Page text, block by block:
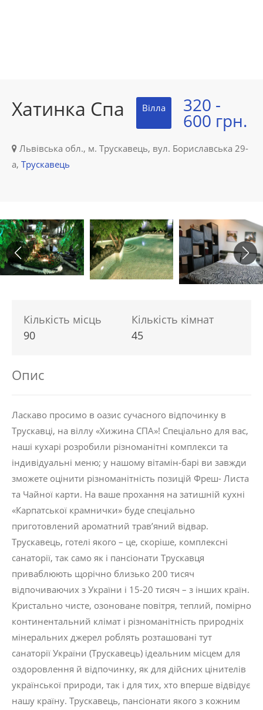
Хатинка Спа Вілла 320 -
600 грн.
Львівська обл., м. Трускавець, вул. Бориславська 29-
а, Трускавець
Кількість місць
90
Кількість кімнат
45
Опис
Ласкаво просимо в оазис сучасного відпочинку в
Трускавці, на віллу «Хижина СПА»! Спеціально для вас,
наші кухарі розробили різноманітні комплекси та
індивідуальні меню; у нашому вітамін-барі ви завжди
зможете оцінити різноманітність позицій Фреш- Листа
та Чайної карти. На ваше прохання на затишній кухні
«Карпатської крамнички» буде спеціально
приготовлений ароматний трав’яний відвар.
Трускавець, готелі якого – це, скоріше, комплексні
санаторії, так само як і пансіонати Трускавця
приваблюють щорічно близько 200 тисяч
відпочиваючих з України і 15-20 тисяч – з інших країн.
Кристально чисте, озоноване повітря, теплий, помірно
континентальний клімат і різноманітність природніх
мінеральних джерел роблять розташовані тут
санаторії України (Трускавець) ідеальним місцем для
оздоровлення й відпочинку, як для дійсних цінителів
української природи, так і для тих, хто вперше відвідує
нашу країну. Трускавець, пансіонати якого з кожним